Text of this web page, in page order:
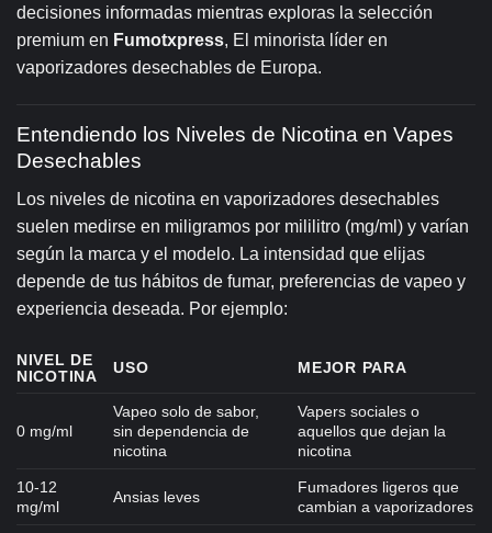
decisiones informadas mientras exploras la selección
premium en Fumotxpress, El minorista líder en
vaporizadores desechables de Europa.
Entendiendo los Niveles de Nicotina en Vapes
Desechables
Los niveles de nicotina en vaporizadores desechables
suelen medirse en miligramos por mililitro (mg/ml) y varían
según la marca y el modelo. La intensidad que elijas
depende de tus hábitos de fumar, preferencias de vapeo y
experiencia deseada. Por ejemplo:
NIVEL DE
NICOTINA
USO MEJOR PARA
0 mg/ml
Vapeo solo de sabor,
sin dependencia de
nicotina
Vapers sociales o
aquellos que dejan la
nicotina
10-12
mg/ml
Ansias leves
Fumadores ligeros que
cambian a vaporizadores